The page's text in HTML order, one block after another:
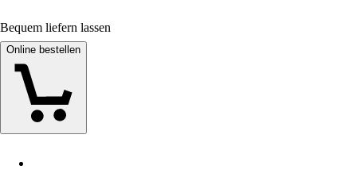
Bequem liefern lassen
Online bestellen